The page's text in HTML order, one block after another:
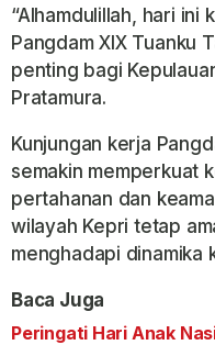
“Alhamdulillah, hari ini
Pangdam XIX Tuanku
penting bagi
Pratamura.
Kunjungan kerja
semakin memperkuat
pertahanan dan
wilayah Kepri tetap
menghadapi dinamika
Baca Juga
Peringati Hari Anak